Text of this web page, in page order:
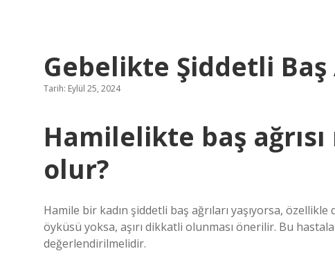
Gebelikte Şiddetli Baş
Tarih: Eylül 25, 2024
Hamilelikte baş
olur?
Hamile bir kadın şiddetli baş ağrıları yaşıyorsa, özellikle
öyküsü yoksa, aşırı dikkatli olunması önerilir. Bu
değerlendirilmelidir.